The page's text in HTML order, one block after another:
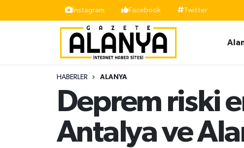
İnstagram Facebook Twitter
HABERLER ALANYA
Deprem riski
Antalya ve
İstanbul Nöbetçi Eczaneler
İstanbul Hava Durumu
Süper Lig Puan Durumu ve Fikstür
Tüm Manşetler